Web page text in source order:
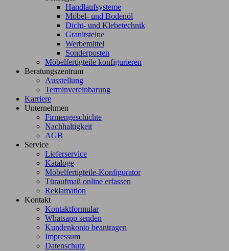
Handlaufsysteme
Möbel- und Bodenöl
Dicht- und Klebetechnik
Granitsteine
Werbemittel
Sonderposten
Möbelfertigteile konfigurieren
Beratungszentrum
Ausstellung
Terminvereinbarung
Karriere
Unternehmen
Firmengeschichte
Nachhaltigkeit
AGB
Service
Lieferservice
Kataloge
Möbelfertigteile-Konfigurator
Türaufmaß online erfassen
Reklamation
Kontakt
Kontaktformular
Whatsapp senden
Kundenkonto beantragen
Impressum
Datenschutz